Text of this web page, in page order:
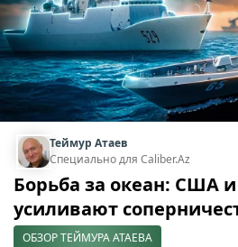
Теймур Атаев
Специально для Caliber.Az
Борьба за океан: США
усиливают
ОБЗОР ТЕЙМУРА АТАЕВА